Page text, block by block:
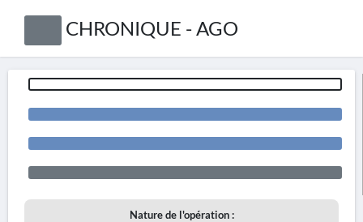
CHRONIQUE - AGO
Nature de l'opération :